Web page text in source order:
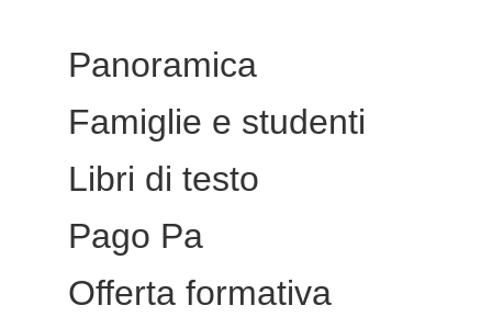
Panoramica
Famiglie e studenti
Libri di testo
Pago Pa
Offerta formativa